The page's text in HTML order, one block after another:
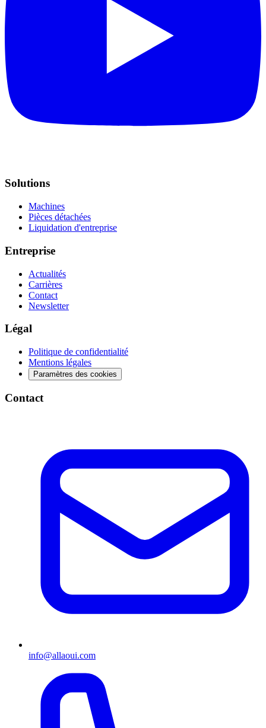
Solutions
Machines
Pièces détachées
Liquidation d'entreprise
Entreprise
Actualités
Carrières
Contact
Newsletter
Légal
Politique de confidentialité
Mentions légales
Paramètres des cookies
Contact
info@allaoui.com